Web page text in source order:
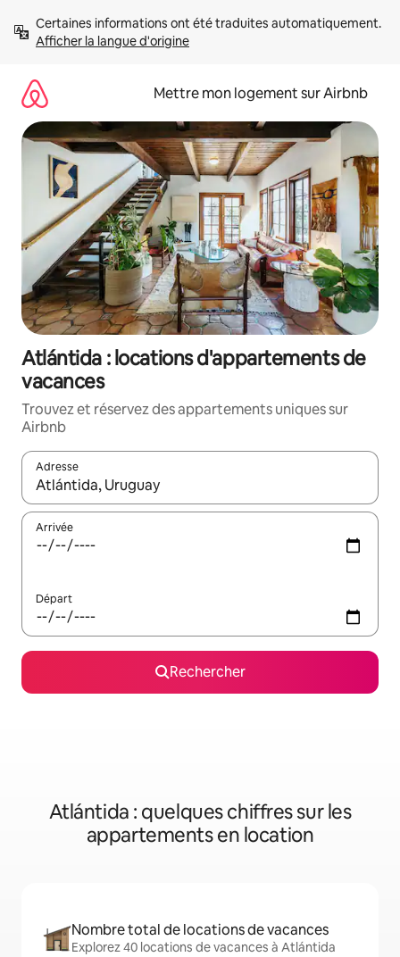
directement
Afficher la langue d'origine
Mettre mon logement sur Airbnb
Atlántida : locations d'appartements de
vacances
Trouvez et réservez des appartements uniques sur
Airbnb
Adresse
Lorsque les résultats s'affichent, utilisez les flèches vers le
Arrivée
Départ
Rechercher
Atlántida : quelques chiffres sur les
appartements en location
Nombre total de locations de vacances
Explorez 40 locations de vacances à Atlántida